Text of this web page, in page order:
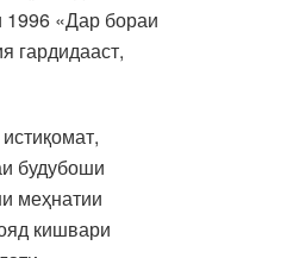
1996 «Дар бораи
гардидааст,
будубоши
меҳнатии
кишвари